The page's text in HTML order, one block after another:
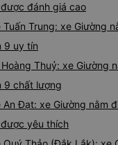
đánh giá cao
Tuấn Trung: xe Giường
9 uy tín
Hoàng Thuỷ: xe Giường
9 chất lượng
An Đạt: xe Giường nằm
yêu thích